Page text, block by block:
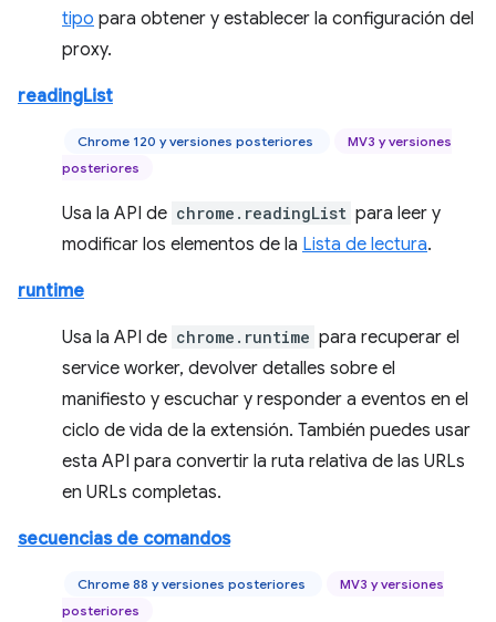
tipo para obtener y establecer la configuración del
proxy.
readingList
Chrome 120 y versiones posteriores
MV3 y versiones
posteriores
Usa la API de chrome.readingList para leer y
modificar los elementos de la Lista de lectura.
runtime
Usa la API de chrome.runtime para recuperar el
service worker, devolver detalles sobre el
manifiesto y escuchar y responder a eventos en el
ciclo de vida de la extensión. También puedes usar
esta API para convertir la ruta relativa de las URLs
en URLs completas.
secuencias de comandos
Chrome 88 y versiones posteriores
MV3 y versiones
posteriores